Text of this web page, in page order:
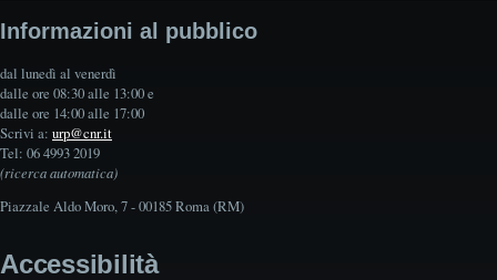
Informazioni al pubblico
dal lunedì al venerdì
dalle ore 08:30 alle 13:00 e
dalle ore 14:00 alle 17:00
Scrivi a: urp@cnr.it
Tel: 06 4993 2019
(ricerca automatica)
Piazzale Aldo Moro, 7 - 00185 Roma (RM)
Accessibilità